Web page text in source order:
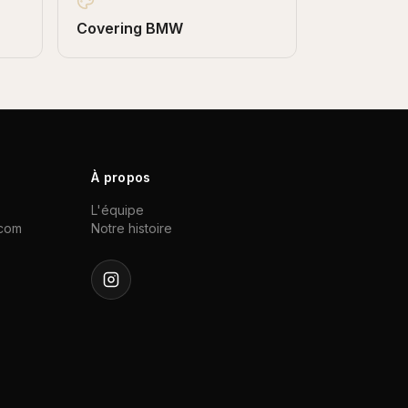
Covering BMW
À propos
L'équipe
Notre histoire